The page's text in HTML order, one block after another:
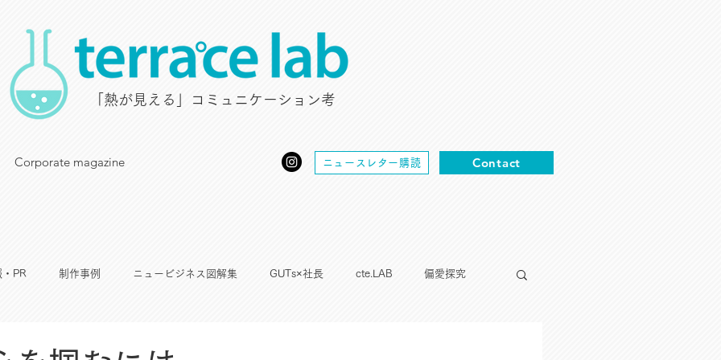
​「熱が見える」コミュニケーション考
Corporate magazine ニュースレター購読 Contact
・PR 制作事例 ニュービジネス図解集 GUTs×社長 cte.LAB 偏愛探究